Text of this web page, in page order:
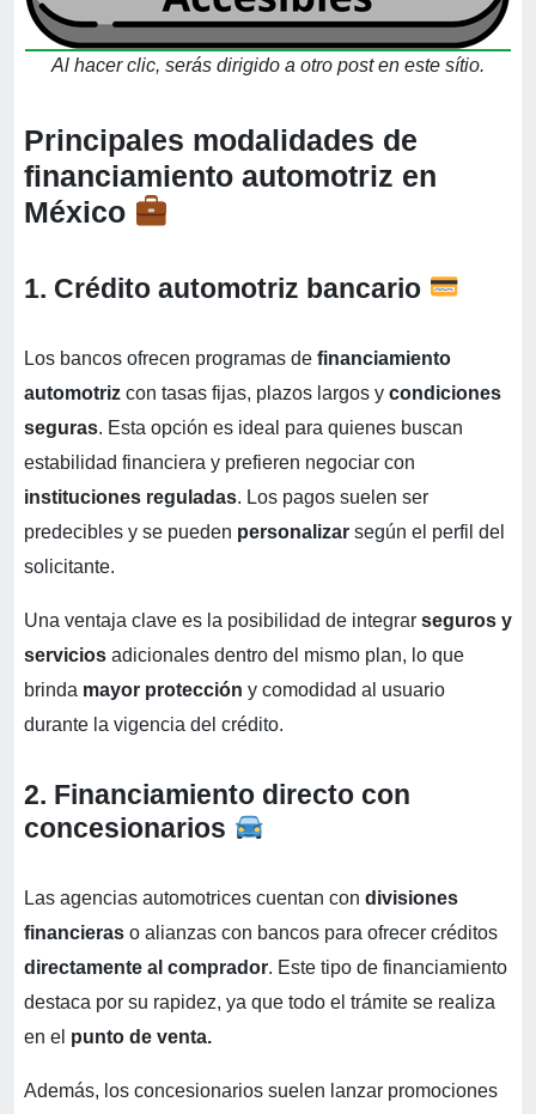
Al hacer clic, serás dirigido a otro post en este sítio.
Principales modalidades de
financiamiento automotriz en
México
1. Crédito automotriz bancario
Los bancos ofrecen programas de financiamiento
automotriz con tasas fijas, plazos largos y condiciones
seguras. Esta opción es ideal para quienes buscan
estabilidad financiera y prefieren negociar con
instituciones reguladas. Los pagos suelen ser
predecibles y se pueden personalizar según el perfil del
solicitante.
Una ventaja clave es la posibilidad de integrar seguros y
servicios adicionales dentro del mismo plan, lo que
brinda mayor protección y comodidad al usuario
durante la vigencia del crédito.
2. Financiamiento directo con
concesionarios
Las agencias automotrices cuentan con divisiones
financieras o alianzas con bancos para ofrecer créditos
directamente al comprador. Este tipo de financiamiento
destaca por su rapidez, ya que todo el trámite se realiza
en el punto de venta.
Además, los concesionarios suelen lanzar promociones